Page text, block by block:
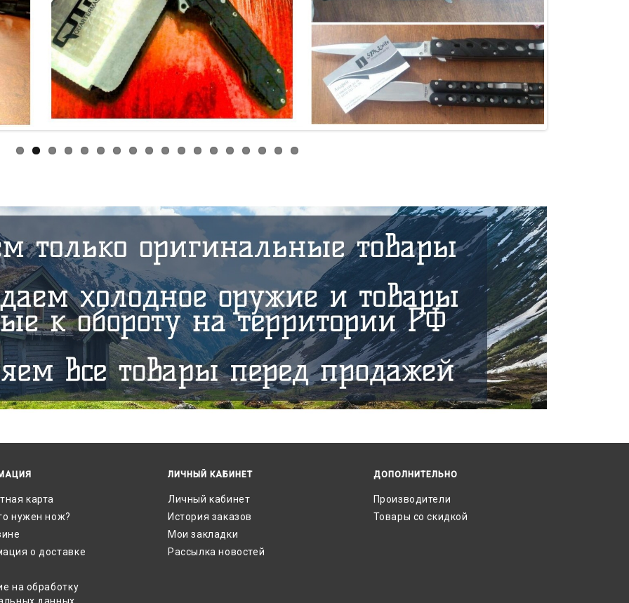
карта
нужен нож?
о доставке
на обработку
ЛИЧНЫЙ КАБИНЕТ
Личный кабинет
История заказов
Мои закладки
Рассылка новостей
ДОПОЛНИТЕЛЬНО
Производители
Товары со скидкой